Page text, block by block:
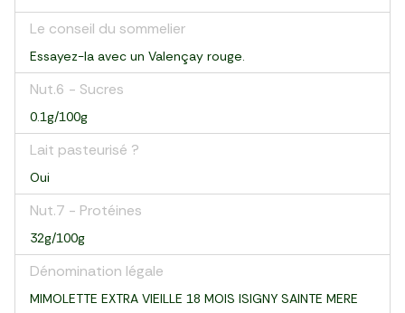
Le conseil du sommelier
Essayez-la avec un Valençay rouge.
Nut.6 - Sucres
0.1g/100g
Lait pasteurisé ?
Oui
Nut.7 - Protéines
32g/100g
Dénomination légale
MIMOLETTE EXTRA VIEILLE 18 MOIS ISIGNY SAINTE MERE